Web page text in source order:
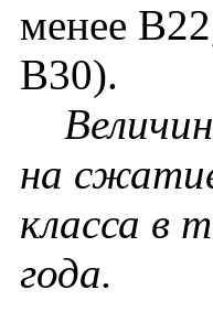
менее
В30).
на
класса в
года.